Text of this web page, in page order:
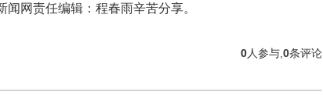
网责任编辑：程春雨辛苦分享。
0条评论
0人参与,